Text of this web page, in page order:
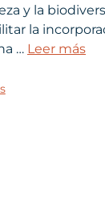
y la
la
… Leer más